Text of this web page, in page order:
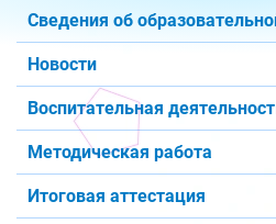
Сведения об
Новости
Воспитательная
Методическая работа
Итоговая аттестация